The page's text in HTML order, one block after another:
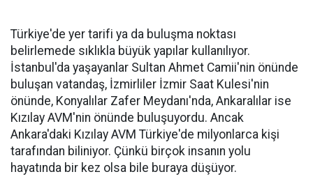
Türkiye'de yer tarifi ya da buluşma noktası
belirlemede sıklıkla büyük yapılar kullanılıyor.
İstanbul'da yaşayanlar Sultan Ahmet Camii'nin önünde
buluşan vatandaş, İzmirliler İzmir Saat Kulesi'nin
önünde, Konyalılar Zafer Meydanı'nda, Ankaralılar ise
Kızılay AVM'nin önünde buluşuyordu. Ancak
Ankara'daki Kızılay AVM Türkiye'de milyonlarca kişi
tarafından biliniyor. Çünkü birçok insanın yolu
hayatında bir kez olsa bile buraya düşüyor.